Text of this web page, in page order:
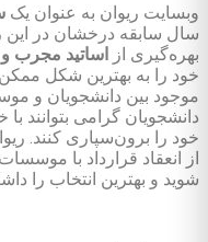
وبسایت ریوان به عنوان یک
سال سابقه درخشان در این
بهره‌گیری از اساتید مجرب
خود را به بهترین شکل
موجود بین دانشجویان و
دانشجویان گرامی بتوانند
خود را برون‌سپاری کنند.
از انعقاد قرارداد با
شوید و بهترین انتخاب را